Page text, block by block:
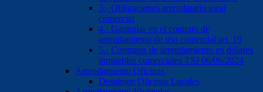
3.- Obligaciones arrendatario local
comercial
4.- Garantías en el contrato de
arrendamiento de uso comercial art. 19
5.- Contratos de arrendamiento en dólares
inmuebles comerciales TSJ 06/06/2024
Arrendamiento Oficinas
Desalojos Oficinas Locales